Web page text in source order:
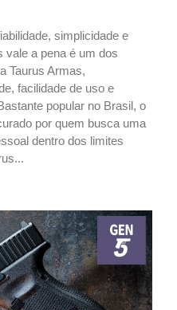
simplicidade e
vale a pena é um dos
Taurus Armas,
facilidade de uso e
popular no Brasil, o
por quem busca uma
dentro dos limites